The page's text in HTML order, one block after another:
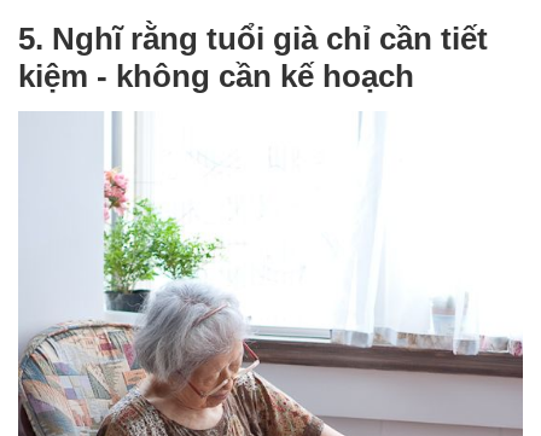
5. Nghĩ rằng tuổi già chỉ cần tiết
kiệm - không cần kế hoạch